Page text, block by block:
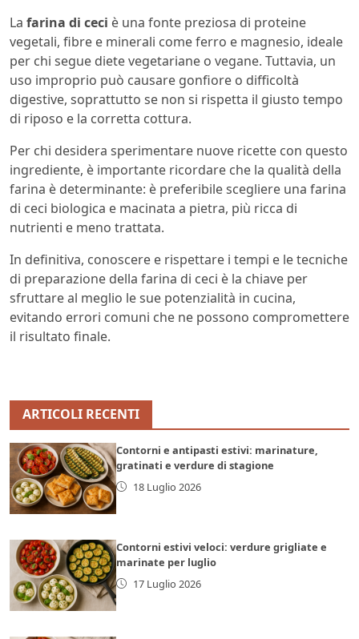
La farina di ceci è una fonte preziosa di proteine
vegetali, fibre e minerali come ferro e magnesio, ideale
per chi segue diete vegetariane o vegane. Tuttavia, un
uso improprio può causare gonfiore o difficoltà
digestive, soprattutto se non si rispetta il giusto tempo
di riposo e la corretta cottura.
Per chi desidera sperimentare nuove ricette con questo
ingrediente, è importante ricordare che la qualità della
farina è determinante: è preferibile scegliere una farina
di ceci biologica e macinata a pietra, più ricca di
nutrienti e meno trattata.
In definitiva, conoscere e rispettare i tempi e le tecniche
di preparazione della farina di ceci è la chiave per
sfruttare al meglio le sue potenzialità in cucina,
evitando errori comuni che ne possono compromettere
il risultato finale.
ARTICOLI RECENTI
Contorni e antipasti estivi: marinature,
gratinati e verdure di stagione
18 Luglio 2026
Contorni estivi veloci: verdure grigliate e
marinate per luglio
17 Luglio 2026